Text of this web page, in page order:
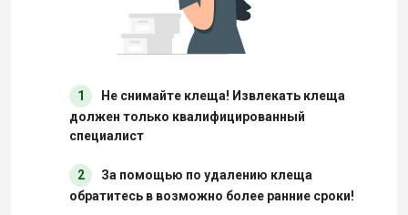
1
Не снимайте клеща! Извлекать клеща
должен только квалифицированный
специалист
2
За помощью по удалению клеща
обратитесь в возможно более ранние сроки!